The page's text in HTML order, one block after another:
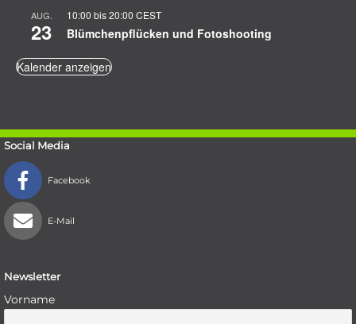
AUG.
23
10:00 bis20:00 CEST
Blümchenpflücken und Fotoshooting
Kalender anzeigen
Social Media
Facebook
E-Mail
Newsletter
Vorname